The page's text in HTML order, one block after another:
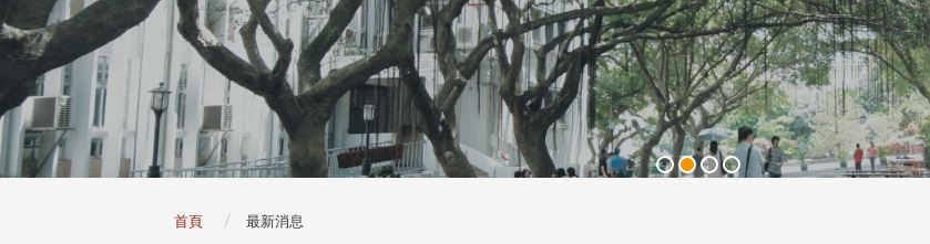
首頁 最新消息